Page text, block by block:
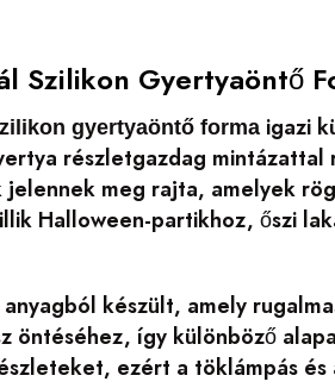
Szilikon Gyertyaöntő
gyertyaöntő forma igazi
részletgazdag
meg rajta, amelyek
Halloween-partikhoz, őszi
anyagból készült, amely
öntéséhez, így különböző
ezért a töklámpás